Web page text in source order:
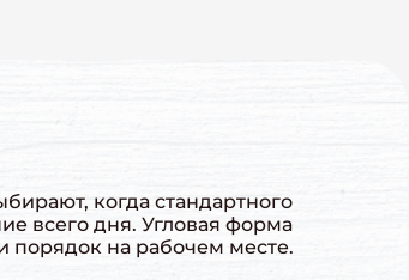
когда стандартного
всего дня. Угловая форма
порядок на рабочем месте.